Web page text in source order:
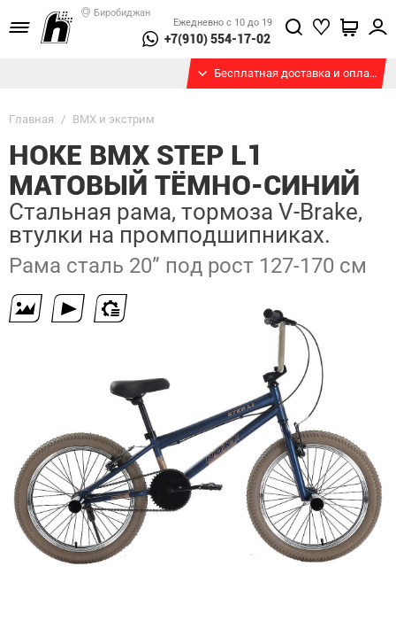
Биробиджан
Ежедневно с 10 до 19
+7(910) 554-17-02
Бесплатная доставка и оплата при получении
Главная / BMX и экстрим
HOKE BMX STEP L1
МАТОВЫЙ ТЁМНО-СИНИЙ
Стальная рама, тормоза V-Brake,
втулки на промподшипниках.
Рама сталь 20” под рост 127-170 см